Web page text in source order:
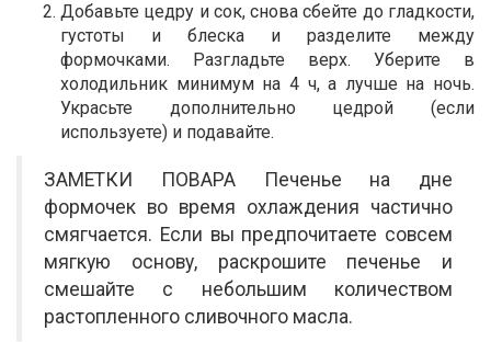
Добавьте цедру и сок, снова сбейте до гладкости,
густоты и блеска и разделите между
формочками. Разгладьте верх. Уберите в
холодильник минимум на 4 ч, а лучше на ночь.
Украсьте дополнительно цедрой (если
используете) и подавайте.
ЗАМЕТКИ ПОВАРА Печенье на дне
формочек во время охлаждения частично
смягчается. Если вы предпочитаете совсем
мягкую основу, раскрошите печенье и
смешайте с небольшим количеством
растопленного сливочного масла.